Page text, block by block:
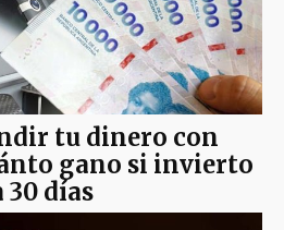
tu dinero con
gano si invierto
30 días